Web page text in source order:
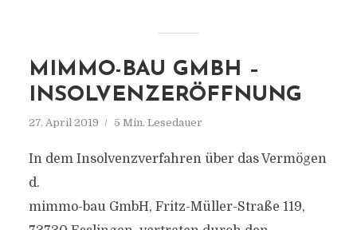
MIMMO-BAU GMBH –
INSOLVENZERÖFFNUNG
27. April 2019 5 Min. Lesedauer
In dem Insolvenzverfahren über das Vermögen
d.
mimmo-bau GmbH, Fritz-Müller-Straße 119,